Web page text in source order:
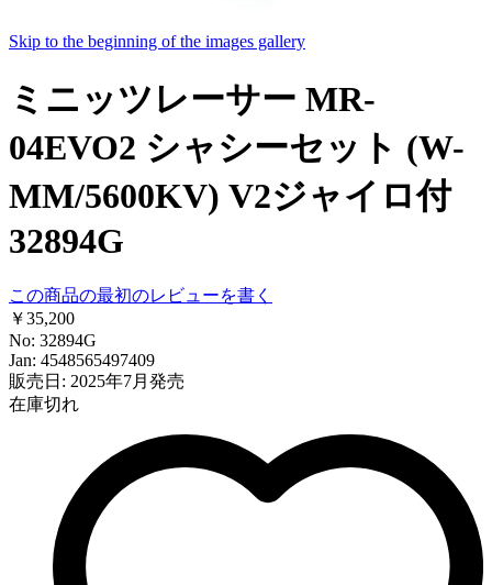
Skip to the beginning of the images gallery
ミニッツレーサー MR-
04EVO2 シャシーセット (W-
MM/5600KV) V2ジャイロ付
32894G
この商品の最初のレビューを書く
￥35,200
No: 32894G
Jan: 4548565497409
販売日: 2025年7月発売
在庫切れ